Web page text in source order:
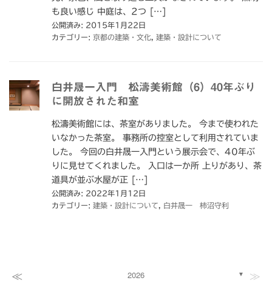
も良い感じ 中庭は、2つ […]
公開済み: 2015年1月22日
カテゴリー: 京都の建築・文化 建築・設計について
白井晟一入門 松濤美術館（6）40年ぶり
に開放された和室
松濤美術館には、茶室がありました。 今まで使われた
いなかった茶室。 事務所の控室として利用されていま
した。 今回の白井晟一入門という展示会で、40年ぶ
りに見せてくれました。 入口は一か所 上りがあり、茶
道具が並ぶ水屋が正 […]
公開済み: 2022年1月12日
カテゴリー: 建築・設計について 白井晟一 柿沼守利
≪ 2026 ▼ ≫